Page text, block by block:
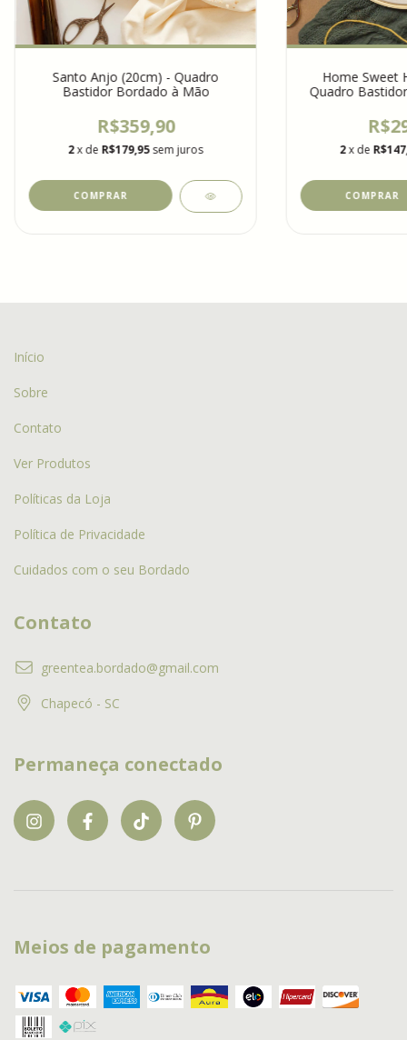
Santo Anjo (20cm) - Quadro
Bastidor Bordado à Mão
R$359,90
2x de R$179,95sem juros
COMPRAR
Home Sweet
Quadro
2x de
COMPRAR
Início
Sobre
Contato
Ver Produtos
Políticas da Loja
Política de Privacidade
Cuidados com o seu Bordado
Contato
greentea.bordado@gmail.com
Chapecó - SC
Permaneça conectado
Meios de pagamento